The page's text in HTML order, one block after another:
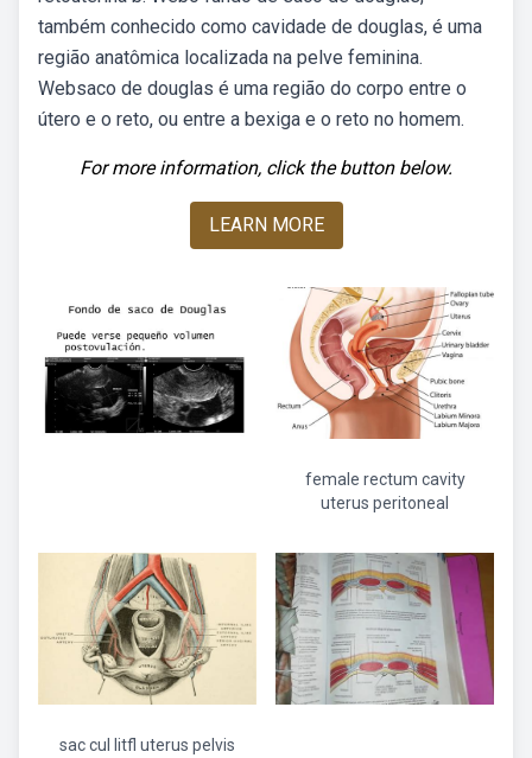
também conhecido como cavidade de douglas, é uma
região anatômica localizada na pelve feminina.
Websaco de douglas é uma região do corpo entre o
útero e o reto, ou entre a bexiga e o reto no homem.
For more information, click the button below.
LEARN MORE
female rectum cavity
uterus peritoneal
sac cul litfl uterus pelvis